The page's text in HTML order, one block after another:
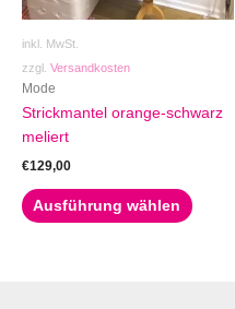
inkl. MwSt.
zzgl. Versandkosten
Mode
Strickmantel orange-schwarz
meliert
€129,00
Ausführung wählen
können